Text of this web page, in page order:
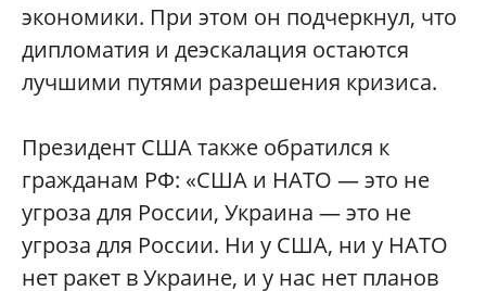
экономики. При этом он подчеркнул, что
дипломатия и деэскалация остаются
лучшими путями разрешения кризиса.
Президент США также обратился к
гражданам РФ: «США и НАТО — это не
угроза для России, Украина — это не
угроза для России. Ни у США, ни у НАТО
нет ракет в Украине, и у нас нет планов